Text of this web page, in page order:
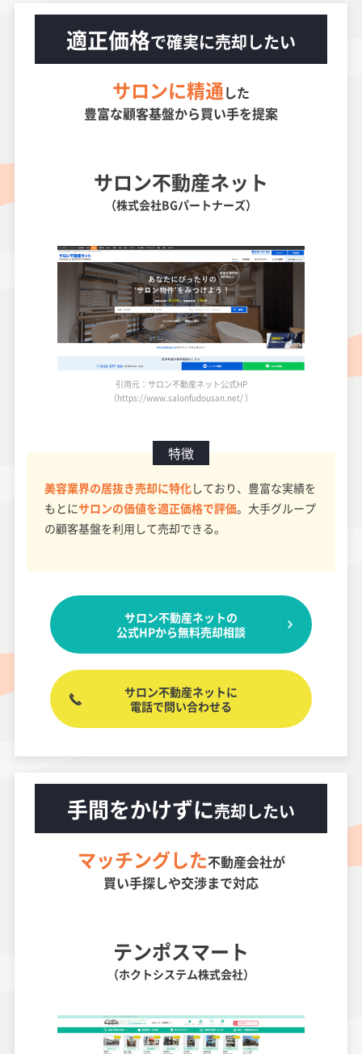
適正価格で確実に売却したい
サロンに精通した
豊富な顧客基盤から買い手を提案
サロン不動産ネット
（株式会社BGパートナーズ）
引用元：サロン不動産ネット公式HP
（https://www.salonfudousan.net/ ）
特徴
美容業界の居抜き売却に特化しており、豊富な実績を
もとにサロンの価値を適正価格で評価。大手グループ
の顧客基盤を利用して売却できる。
サロン不動産ネットの
公式HPから無料売却相談
サロン不動産ネットに
電話で問い合わせる
手間をかけずに売却したい
マッチングした不動産会社が
買い手探しや交渉まで対応
テンポスマート
（ホクトシステム株式会社）